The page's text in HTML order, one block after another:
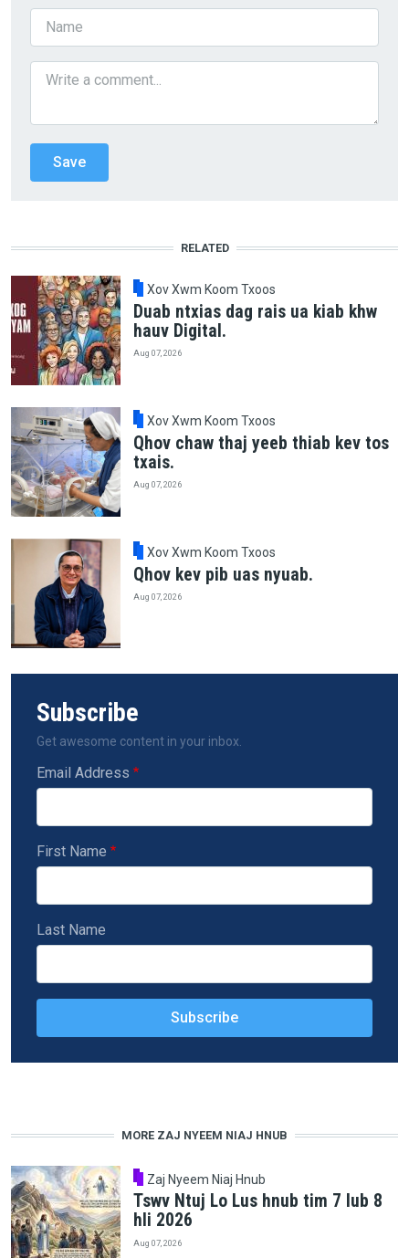
RELATED
Xov Xwm Koom Txoos
Duab ntxias dag rais ua kiab khw
hauv Digital.
Aug 07, 2026
Xov Xwm Koom Txoos
Qhov chaw thaj yeeb thiab kev tos
txais.
Aug 07, 2026
Xov Xwm Koom Txoos
Qhov kev pib uas nyuab.
Aug 07, 2026
Subscribe
Get awesome content in your inbox.
Email Address
First Name
Last Name
MORE ZAJ NYEEM NIAJ HNUB
Zaj Nyeem Niaj Hnub
Tswv Ntuj Lo Lus hnub tim 7 lub 8
hli 2026
Aug 07, 2026